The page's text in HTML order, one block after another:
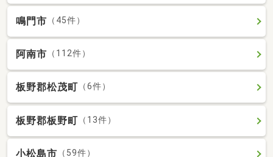
鳴門市 （45件）
阿南市 （112件）
板野郡松茂町 （6件）
板野郡板野町 （13件）
小松島市 （59件）